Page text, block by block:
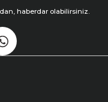
haberdar olabilirsiniz.